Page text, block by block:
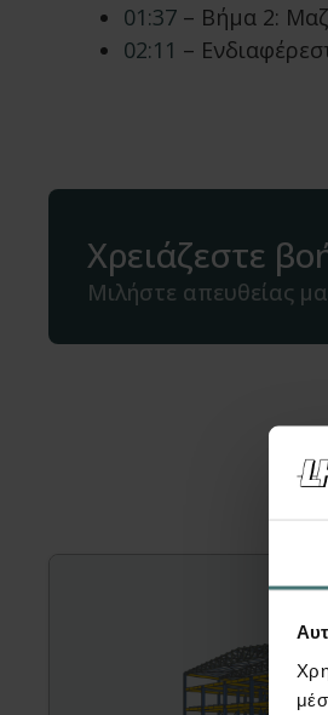
01:37 – Βήμα 2:
02:11 –
Χρειάζεστε
Μιλήστε απευθείας